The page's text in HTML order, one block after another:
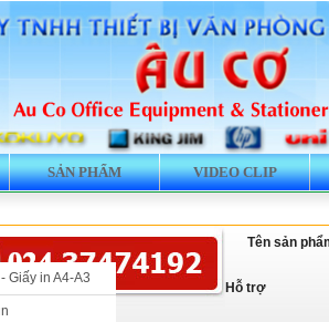
SẢN PHẨM VIDEO CLIP
Giấy in A4-A3
Tên sản
Hỗ trợ